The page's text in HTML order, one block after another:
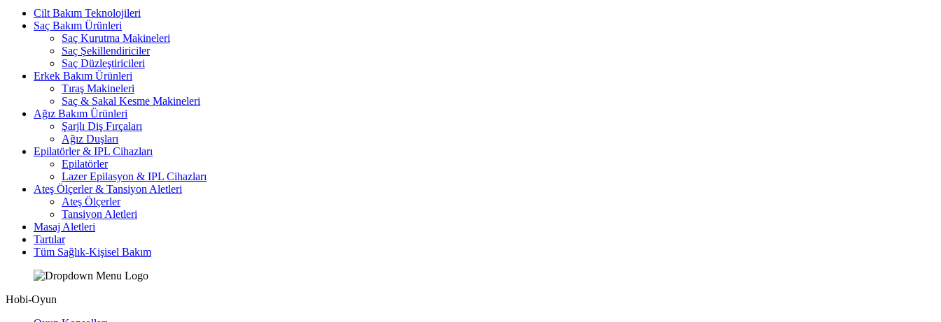
Cilt Bakım Teknolojileri
Saç Bakım Ürünleri
Saç Kurutma Makineleri
Saç Şekillendiriciler
Saç Düzleştiricileri
Erkek Bakım Ürünleri
Tıraş Makineleri
Saç & Sakal Kesme Makineleri
Ağız Bakım Ürünleri
Şarjlı Diş Fırçaları
Ağız Duşları
Epilatörler & IPL Cihazları
Epilatörler
Lazer Epilasyon & IPL Cihazları
Ateş Ölçerler & Tansiyon Aletleri
Ateş Ölçerler
Tansiyon Aletleri
Masaj Aletleri
Tartılar
Tüm Sağlık-Kişisel Bakım
Hobi-Oyun